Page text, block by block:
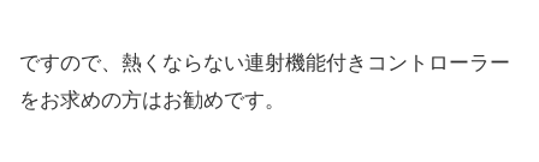
ですので、熱くならない連射機能付きコントローラー
をお求めの方はお勧めです。